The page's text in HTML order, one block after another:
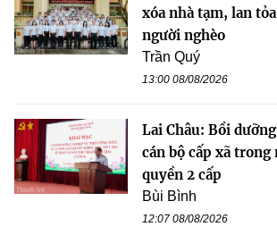
xóa nhà tạm, lan
người nghèo
Trần Quý
13:00 08/08/2026
Lai Châu: Bồi
cán bộ cấp xã
quyền 2 cấp
Bùi Bình
12:07 08/08/2026